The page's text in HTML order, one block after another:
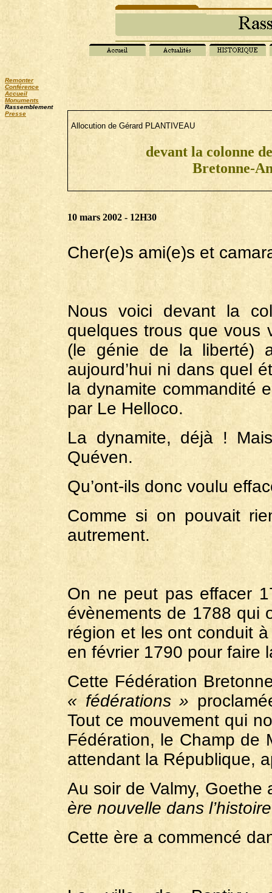
Remonter
Conférence
Accueil
Monuments
Rassemblement
Presse
Allocution de Gérard PLANTIVEAU
devant la colonne
Bretonne-
10 mars 2002 - 12H30
Cher(e)s ami(e)s et
Nous voici devant la
quelques trous que vous
(le génie de la liberté)
aujourd’hui ni dans quel
la dynamite commandité
par Le Helloco.
La dynamite, déjà !
Quéven.
Qu’ont-ils donc voulu
Comme si on pouvait
autrement.
On ne peut pas effacer
évènements de 1788 qui
région et les ont conduit
en février 1790 pour faire
Cette Fédération
« fédérations »
Tout ce mouvement qui
Fédération, le Champ de
attendant la République,
Au soir de Valmy, Goethe
ère nouvelle dans
Cette ère a commencé